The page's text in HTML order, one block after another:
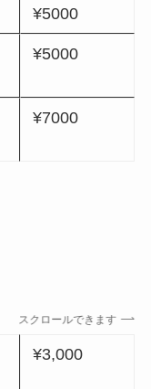
¥5000
¥5000
¥7000
スクロールできます
¥3,000